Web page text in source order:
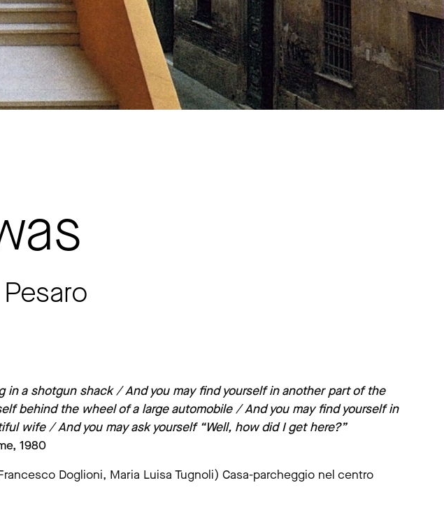
in a shotgun shack / And you may find yourself in another part of the
behind the wheel of a large automobile / And you may find yourself in
wife / And you may ask yourself “Well, how did I get here?”
1980
Doglioni, Maria Luisa Tugnoli) Casa-parcheggio nel centro